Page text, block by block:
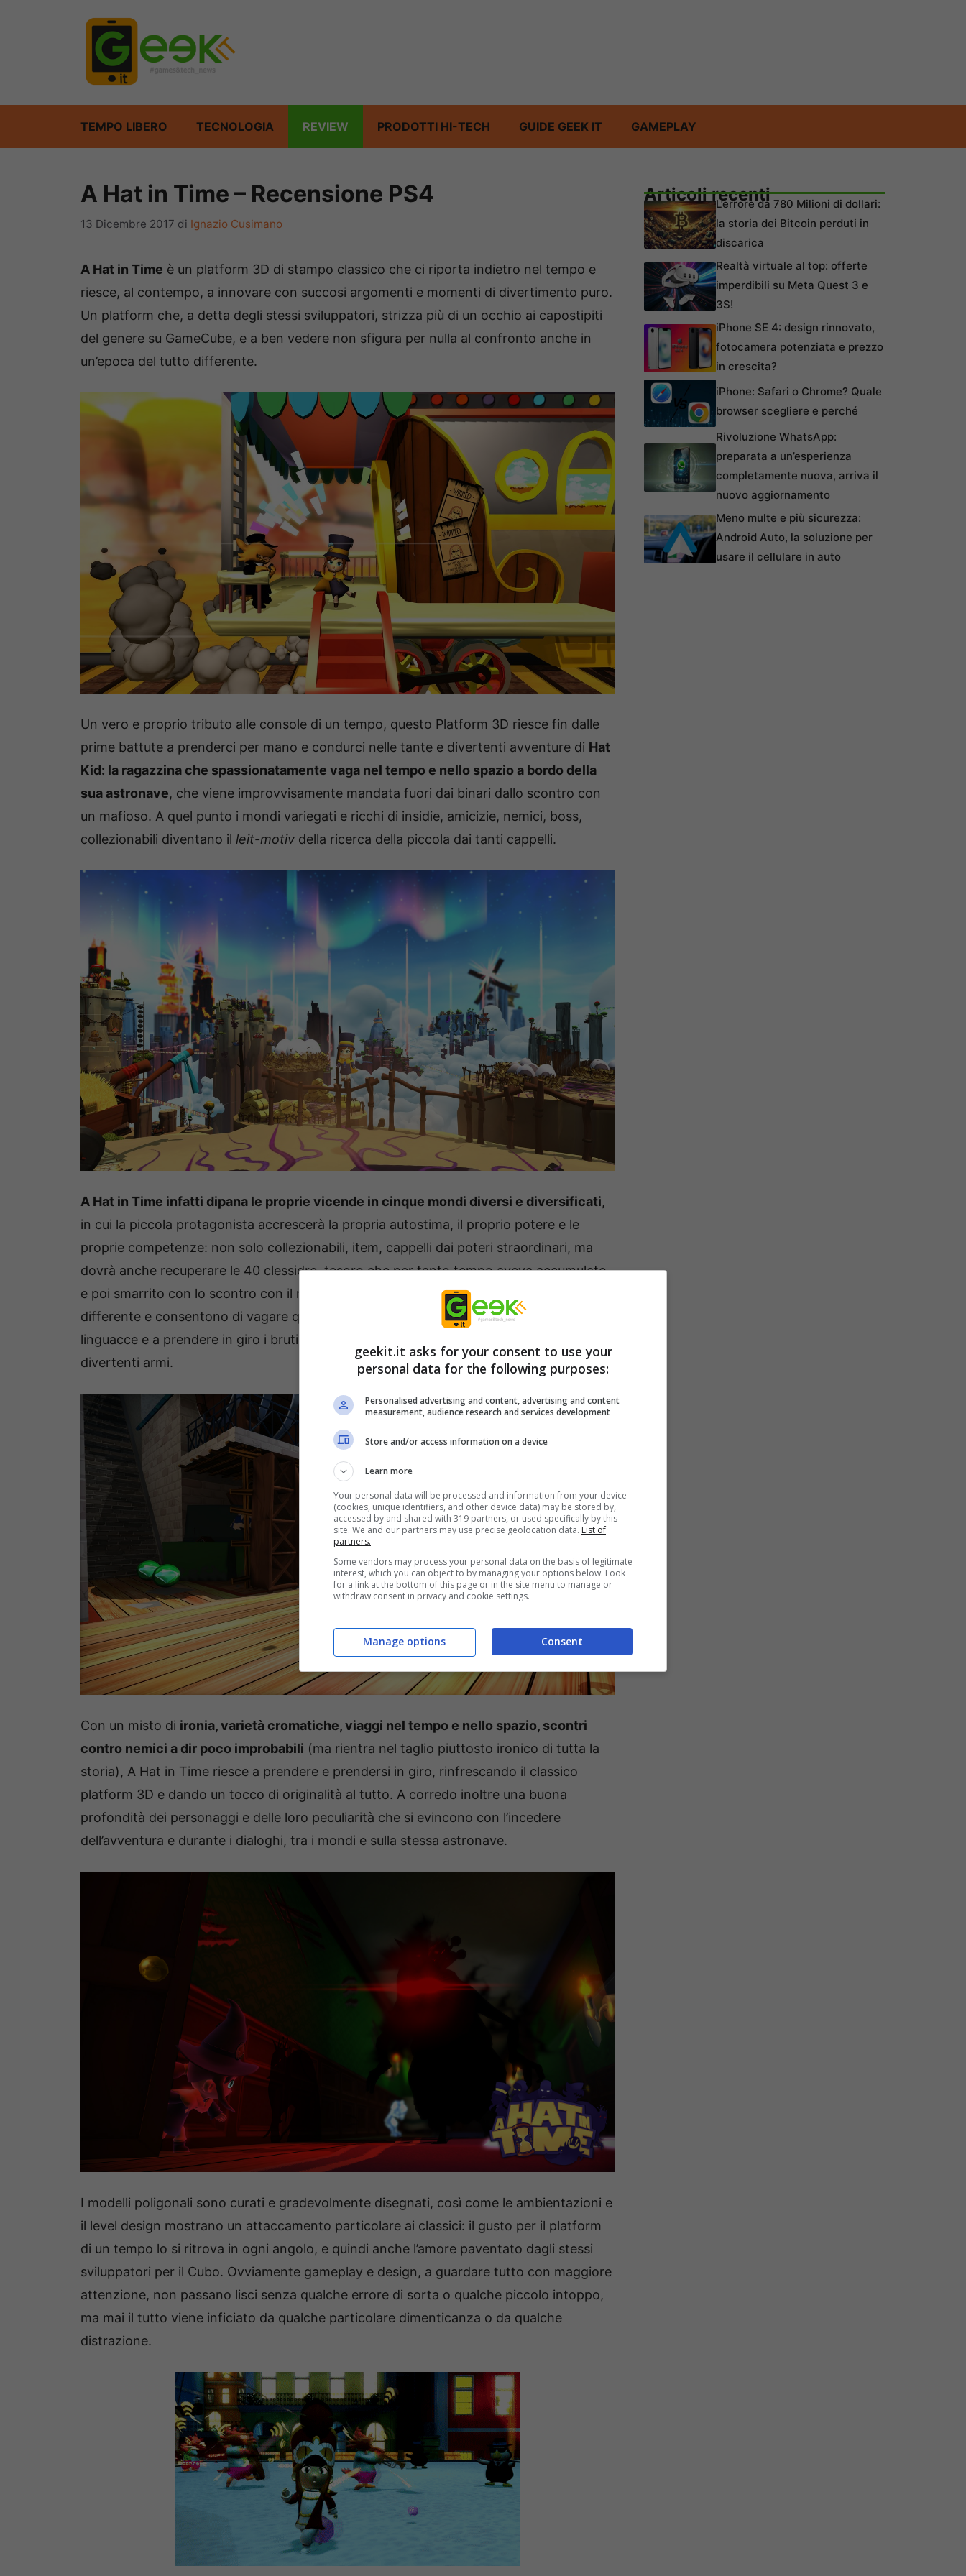
TEMPO LIBERO TECNOLOGIA REVIEW PRODOTTI HI-TECH GUIDE GEEK IT GAMEPLAY
A Hat in Time – Recensione PS4
13 Dicembre 2017 di Ignazio Cusimano
A Hat in Time è un platform 3D di stampo classico che ci riporta indietro nel tempo e
riesce, al contempo, a innovare con succosi argomenti e momenti di divertimento puro.
Un platform che, a detta degli stessi sviluppatori, strizza più di un occhio ai capostipiti
del genere su GameCube, e a ben vedere non sfigura per nulla al confronto anche in
un’epoca del tutto differente.
Un vero e proprio tributo alle console di un tempo, questo Platform 3D riesce fin dalle
prime battute a prenderci per mano e condurci nelle tante e divertenti avventure di Hat
Kid: la ragazzina che spassionatamente vaga nel tempo e nello spazio a bordo della
sua astronave, che viene improvvisamente mandata fuori dai binari dallo scontro con
un mafioso. A quel punto i mondi variegati e ricchi di insidie, amicizie, nemici, boss,
collezionabili diventano il leit-motiv della ricerca della piccola dai tanti cappelli.
A Hat in Time infatti dipana le proprie vicende in cinque mondi diversi e diversificati,
in cui la piccola protagonista accrescerà la propria autostima, il proprio potere e le
proprie competenze: non solo collezionabili, item, cappelli dai poteri straordinari, ma
dovrà anche recuperare le 40 clessidre, tesoro che per tanto tempo aveva accumulato
e poi smarrito con lo scontro con il mafioso. I mondi sono sviluppati in maniera
differente e consentono di vagare qua e là con una protagonista sempre pronta a fare
linguacce e a prendere in giro i bruti di turno. E a prenderli a colpi di ombrello e di altre
divertenti armi.
Con un misto di ironia, varietà cromatiche, viaggi nel tempo e nello spazio, scontri
contro nemici a dir poco improbabili (ma rientra nel taglio piuttosto ironico di tutta la
storia), A Hat in Time riesce a prendere e prendersi in giro, rinfrescando il classico
platform 3D e dando un tocco di originalità al tutto. A corredo inoltre una buona
profondità dei personaggi e delle loro peculiarità che si evincono con l’incedere
dell’avventura e durante i dialoghi, tra i mondi e sulla stessa astronave.
I modelli poligonali sono curati e gradevolmente disegnati, così come le ambientazioni e
il level design mostrano un attaccamento particolare ai classici: il gusto per il platform
di un tempo lo si ritrova in ogni angolo, e quindi anche l’amore paventato dagli stessi
sviluppatori per il Cubo. Ovviamente gameplay e design, a guardare tutto con maggiore
attenzione, non passano lisci senza qualche errore di sorta o qualche piccolo intoppo,
ma mai il tutto viene inficiato da qualche particolare dimenticanza o da qualche
distrazione.
Articoli recentiL’errore da 780 Milioni di dollari:
la storia dei Bitcoin perduti in
discarica
Realtà virtuale al top: offerte
imperdibili su Meta Quest 3 e
3S!
iPhone SE 4: design rinnovato,
fotocamera potenziata e prezzo
in crescita?
iPhone: Safari o Chrome? Quale
browser scegliere e perché
Rivoluzione WhatsApp:
preparata a un’esperienza
completamente nuova, arriva il
nuovo aggiornamento
Meno multe e più sicurezza:
Android Auto, la soluzione per
usare il cellulare in auto
geekit.it asks for your consent to use your
personal data for the following purposes:
Personalised advertising and content, advertising and content
measurement, audience research and services development
Store and/or access information on a device
Learn more
Your personal data will be processed and information from your device
(cookies, unique identifiers, and other device data) may be stored by,
accessed by and shared with 319 partners, or used specifically by this
site. We and our partners may use precise geolocation data. List of
partners.
Some vendors may process your personal data on the basis of legitimate
interest, which you can object to by managing your options below. Look
for a link at the bottom of this page or in the site menu to manage or
withdraw consent in privacy and cookie settings.
Consent
Manage options